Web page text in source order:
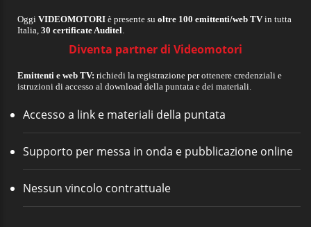
Oggi VIDEOMOTORI è presente su oltre 100 emittenti/web TVin tutta
Italia, 30 certificate Auditel
Diventa partner di Videomotori
Emittenti e web TV: richiedi la registrazione per ottenere credenziali e
istruzioni di accesso al download della puntata e dei materiali.
Accesso a link e materiali della puntata
Supporto per messa in onda e pubblicazione online
Nessun vincolo contrattuale